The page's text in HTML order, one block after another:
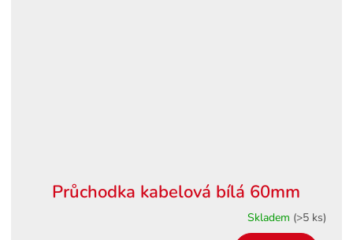
Průchodka kabelová bílá 60mm
Skladem (>5 ks)